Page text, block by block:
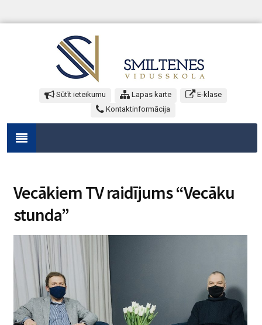
Sūtīt ieteikumu Lapas karte
E-klase
Kontaktinformācija
Vecākiem TV raidījums “Vecāku
stunda”